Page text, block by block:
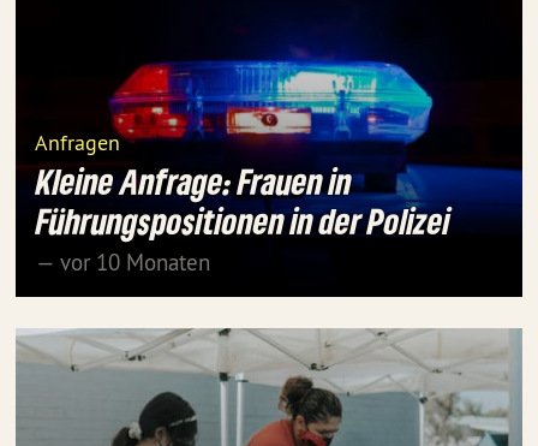
Anfragen
Kleine Anfrage: Frauen in
Führungspositionen in der Polizei
— vor 10 Monaten